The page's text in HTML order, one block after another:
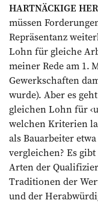
HARTNÄCKIGE
müssen
Repräsentanz
Lohn für gleiche
meiner Rede am 1.
Gewerkschaften
wurde). Aber es
gleichen Lohn für
welchen Kriterien
als Bauarbeiter
vergleichen? Es
Arten der
Traditionen der
und der